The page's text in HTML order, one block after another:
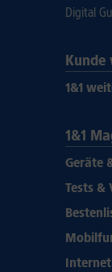
Digital
1&1
1&1
Geräte
Tests &